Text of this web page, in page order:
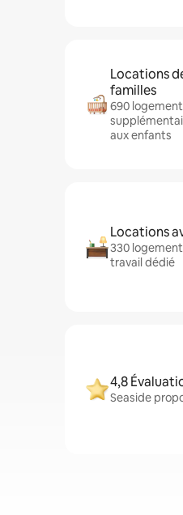
Locations
familles
690
aux enfants
Locations
330
travail dédié
4,8
Seaside